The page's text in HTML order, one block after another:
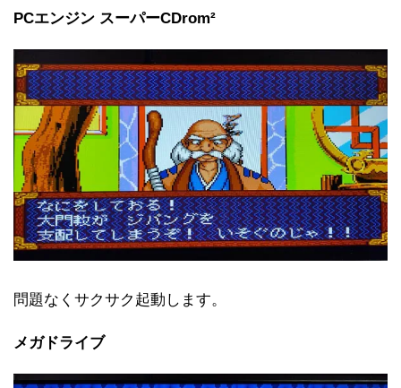
PCエンジン スーパーCDrom²
問題なくサクサク起動します。
メガドライブ